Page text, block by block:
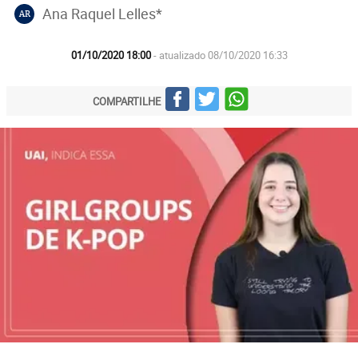
AR Ana Raquel Lelles*
01/10/2020 18:00- atualizado 08/10/2020 16:33
COMPARTILHE